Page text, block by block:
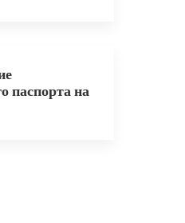
паспорта на